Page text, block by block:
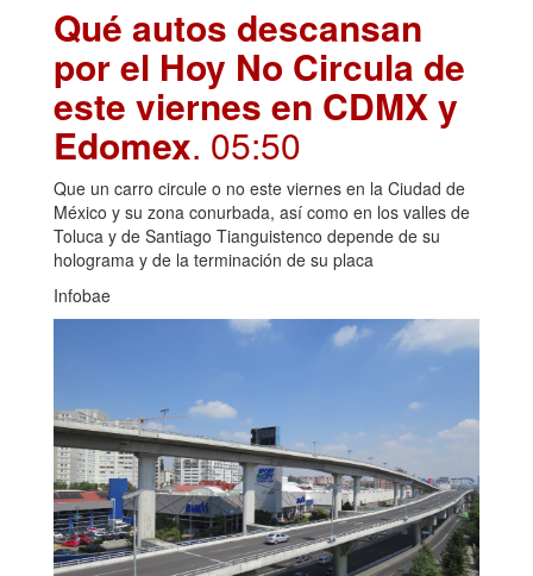
Qué autos descansan
por el Hoy No Circula de
este viernes en CDMX y
Edomex. 05:50
Que un carro circule o no este viernes en la Ciudad de
México y su zona conurbada, así como en los valles de
Toluca y de Santiago Tianguistenco depende de su
holograma y de la terminación de su placa
Infobae